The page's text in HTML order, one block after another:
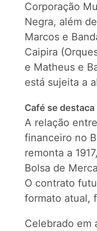
Corporação
Negra, além
Marcos e
Caipira
e Matheus e
está sujeita a
Café se
A relação
financeiro no
remonta a
Bolsa de
O contrato
formato atual,
Celebrado em